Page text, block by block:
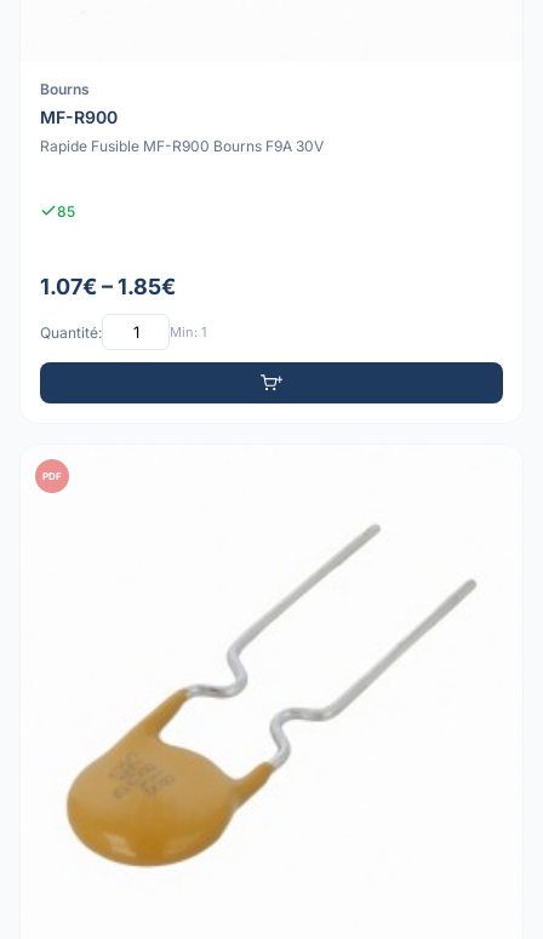
Bourns
MF-R900
Rapide Fusible MF-R900 Bourns F9A 30V
85
1.07€ – 1.85€
Quantité: Min: 1
PDF